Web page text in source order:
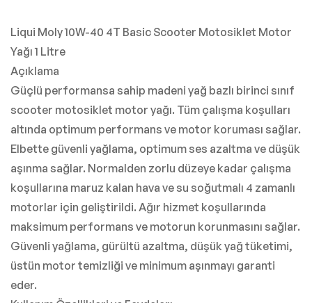
Liqui Moly 10W-40 4T Basic Scooter Motosiklet Motor
Yağı 1 Litre
Açıklama
Güçlü performansa sahip madeni yağ bazlı birinci sınıf
scooter motosiklet motor yağı. Tüm çalışma koşulları
altında optimum performans ve motor koruması sağlar.
Elbette güvenli yağlama, optimum ses azaltma ve düşük
aşınma sağlar. Normalden zorlu düzeye kadar çalışma
koşullarına maruz kalan hava ve su soğutmalı 4 zamanlı
motorlar için geliştirildi. Ağır hizmet koşullarında
maksimum performans ve motorun korunmasını sağlar.
Güvenli yağlama, gürültü azaltma, düşük yağ tüketimi,
üstün motor temizliği ve minimum aşınmayı garanti
eder.